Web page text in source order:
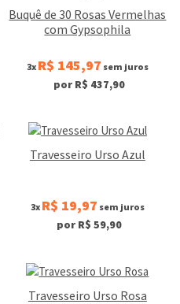
Buquê de 30 Rosas Vermelhas
com Gypsophila
3x R$ 145,97 sem juros
por R$ 437,90
Travesseiro Urso Azul
3x R$ 19,97 sem juros
por R$ 59,90
Travesseiro Urso Rosa